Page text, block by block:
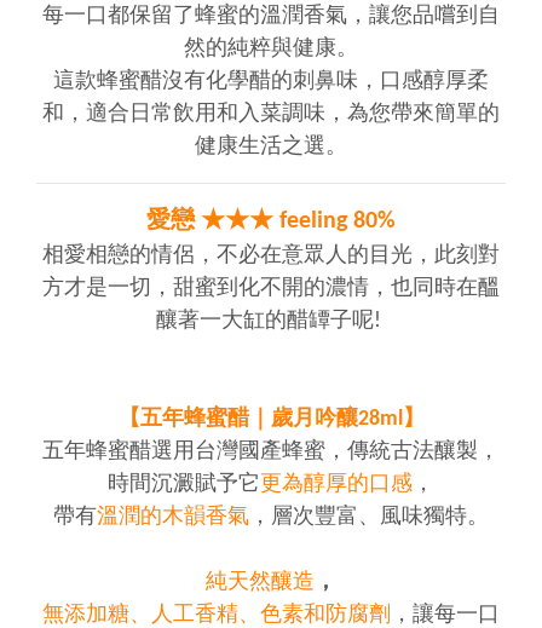
每一口都保留了蜂蜜的溫潤香氣，讓您品嚐到自
然的純粹與健康。
這款蜂蜜醋沒有化學醋的刺鼻味，口感醇厚柔
和，適合日常飲用和入菜調味，為您帶來簡單的
健康生活之選。
愛戀 ★★★ feeling 80%
相愛相戀的情侶，不必在意眾人的目光，此刻對
方才是一切，甜蜜到化不開的濃情，也同時在醞
釀著一大缸的醋罈子呢!
【五年蜂蜜醋｜歲月吟釀28ml】
五年蜂蜜醋選用台灣國產蜂蜜，傳統古法釀製，
時間沉澱賦予它 更為醇厚的口感 ，
帶有溫潤的木韻香氣 ，層次豐富、風味獨特。
純天然釀造 ，
無添加糖、人工香精、色素和防腐劑 ，讓每一口